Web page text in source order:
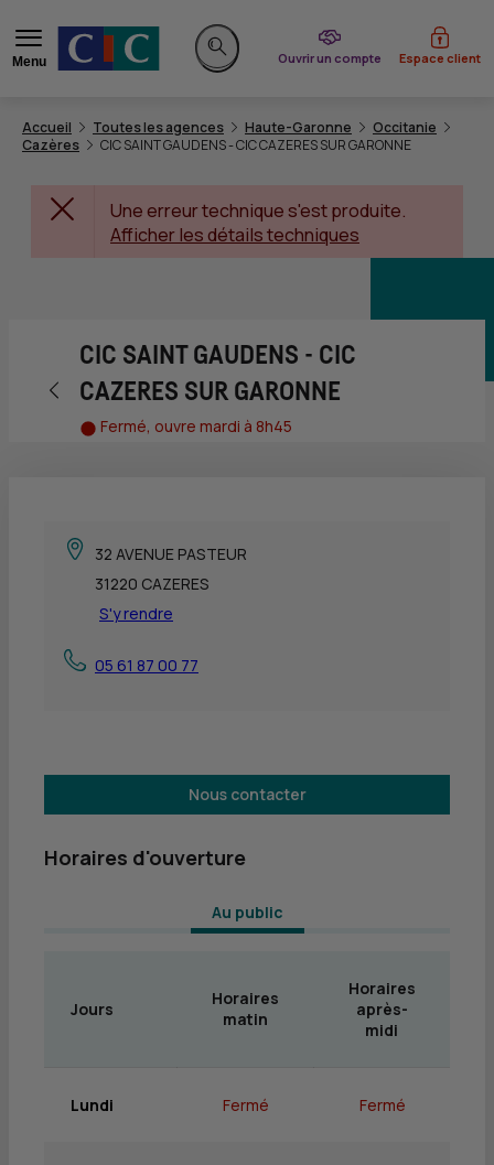
Menu
Rechercher sur le site
Ouvrir un compte
du CIC Espace client
Accueil Toutes les agences Haute-Garonne
Occitanie
Cazères
CIC SAINT GAUDENS - CIC CAZERES SUR GARONNE
Une erreur technique s'est produite.
Afficher les détails techniques
Retour vers la page précédente
CIC SAINT GAUDENS - CIC
CAZERES SUR GARONNE
Fermé, ouvre mardi à 8h45
32 AVENUE PASTEUR
31220 CAZERES
S'y rendre
05 61 87 00 77
Nous contacter
Horaires d'ouverture
Au public
Jours
Horaires
matin
Horaires
après-
midi
Lundi Fermé Fermé